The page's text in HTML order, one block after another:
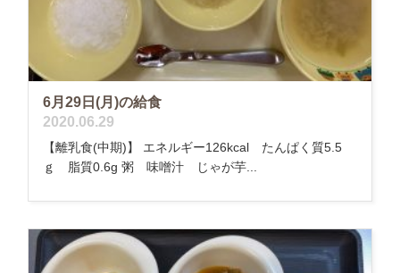
6月29日(月)の給食
2020.06.29
【離乳食(中期)】 エネルギー126kcal たんぱく質5.5
ｇ 脂質0.6g 粥 味噌汁 じゃが芋...